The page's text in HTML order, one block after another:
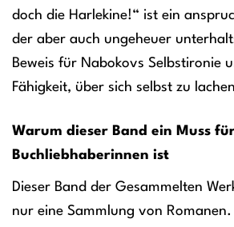
doch die Harlekine!“ ist ein
der aber auch ungeheuer
Beweis für Nabokovs Selbstironie
Fähigkeit, über sich selbst zu
Warum dieser Band ein Muss
Buchliebhaberinnen ist
Dieser Band der Gesammelten
nur eine Sammlung von